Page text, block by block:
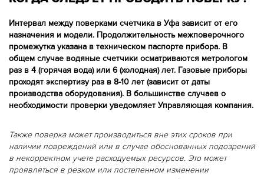
Интервал между поверками счетчика в Уфа зависит от его
назначения и модели. Продолжительность межповерочного
промежутка указана в техническом паспорте прибора. В
общем случае водяные счетчики осматриваются метрологом
раз в 4 (горячая вода) или 6 (холодная) лет. Газовые приборы
проходят экспертизу раз в 8-10 лет (зависит от даты
производства оборудования). В большинстве случаев о
необходимости проверки уведомляет Управляющая компания.
Также поверка может производиться вне этих сроков при
наличии повреждений или в случае обоснованных подозрений
в некорректном учете расходуемых ресурсов. Это может
проявляться в резком или постепенном изменении